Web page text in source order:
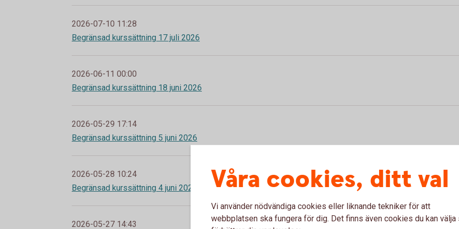
2026-07-10 11:28
Begränsad kurssättning 17 juli 2026
2026-06-11 00:00
Begränsad kurssättning 18 juni 2026
2026-05-29 17:14
Begränsad kurssättning 5 juni 2026
2026-05-28 10:24
Begränsad kurssättning 4 juni 2026
2026-05-27 14:43
Våra cookies, ditt val
Vi använder nödvändiga cookies eller liknande tekniker för att
webbplatsen ska fungera för dig. Det finns även cookies du kan välja